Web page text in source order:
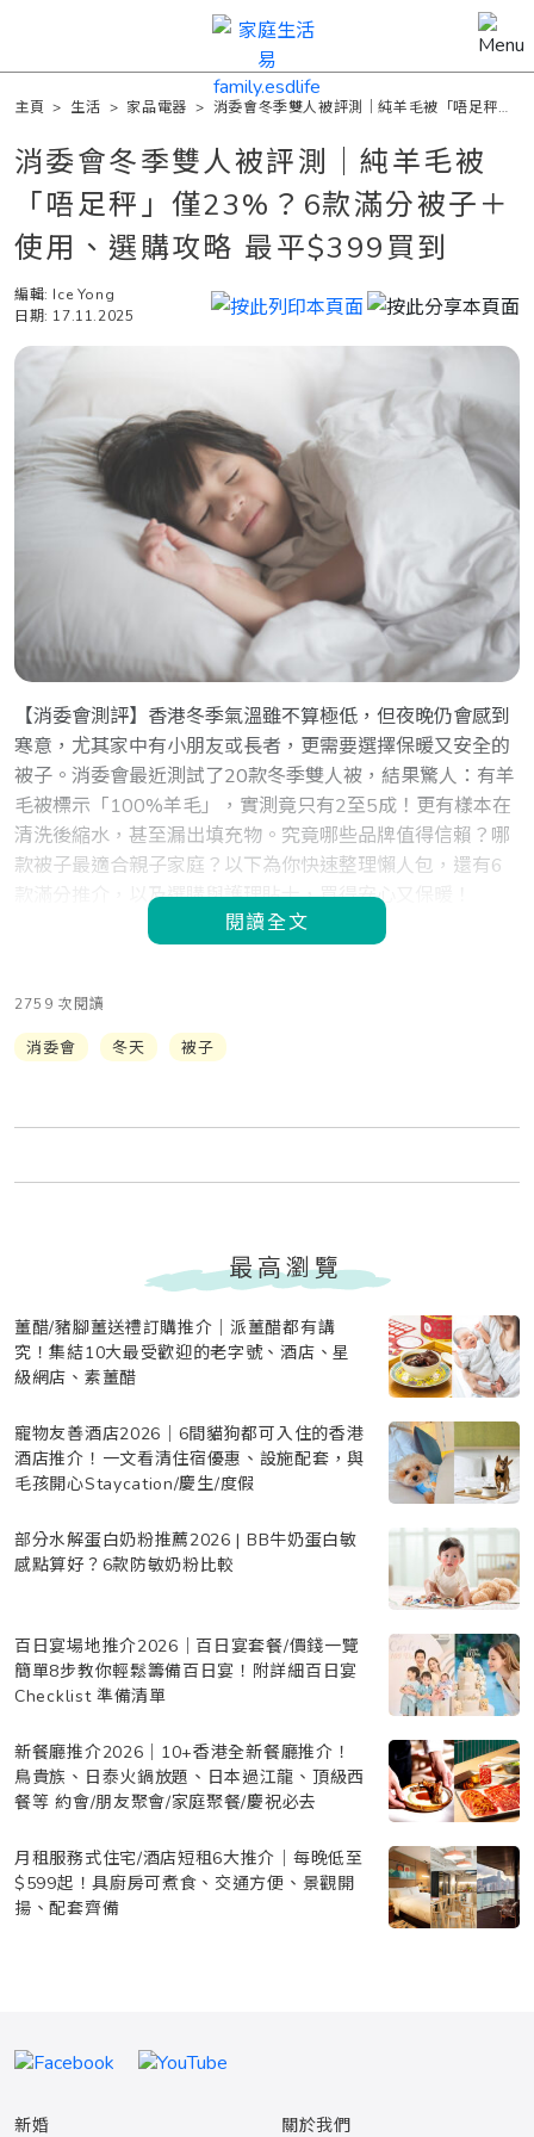
主頁 > 生活 > 家品電器 > 消委會冬季雙人被評測｜純羊毛被「唔足秤」
消委會冬季雙人被評測｜純羊毛被
「唔足秤」僅23%？6款滿分被子＋
使用、選購攻略 最平$399買到
編輯: Ice Yong
日期: 17.11.2025
【消委會測評】香港冬季氣溫雖不算極低，但夜晚仍會感到
寒意，尤其家中有小朋友或長者，更需要選擇保暖又安全的
被子。消委會最近測試了20款冬季雙人被，結果驚人：有羊
毛被標示「100%羊毛」，實測竟只有2至5成！更有樣本在
清洗後縮水，甚至漏出填充物。究竟哪些品牌值得信賴？哪
款被子最適合親子家庭？以下為你快速整理懶人包，還有6
款滿分推介，以及選購與護理貼士，買得安心又保暖！
閱讀全文
2759 次閱讀
消委會 冬天 被子
最高瀏覽
薑醋/豬腳薑送禮訂購推介｜派薑醋都有講
究！集結10大最受歡迎的老字號、酒店、星
級網店、素薑醋
寵物友善酒店2026｜6間貓狗都可入住的香港
酒店推介！一文看清住宿優惠、設施配套，與
毛孩開心Staycation/慶生/度假
部分水解蛋白奶粉推薦2026 | BB牛奶蛋白敏
感點算好？6款防敏奶粉比較
百日宴場地推介2026｜百日宴套餐/價錢一覽
簡單8步教你輕鬆籌備百日宴！附詳細百日宴
Checklist 準備清單
新餐廳推介2026｜10+香港全新餐廳推介！
鳥貴族、日泰火鍋放題、日本過江龍、頂級西
餐等 約會/朋友聚會/家庭聚餐/慶祝必去
月租服務式住宅/酒店短租6大推介｜每晚低至
$599起！具廚房可煮食、交通方便、景觀開
揚、配套齊備
新婚 關於我們